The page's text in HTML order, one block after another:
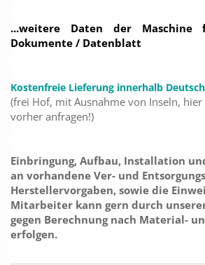
...weitere Daten der Maschine
Dokumente / Datenblatt
Kostenfreie Lieferung innerhalb
(frei Hof, mit Ausnahme von Inseln, hier
vorher anfragen!)
Einbringung, Aufbau, Installation
an vorhandene Ver- und
Herstellervorgaben, sowie die
Mitarbeiter kann gern durch
gegen Berechnung nach Material-
erfolgen.